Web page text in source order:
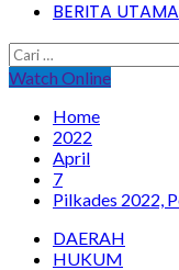
BERITA UTAMA
Cari
untuk:
Watch Online
Home
2022
April
7
Pilkades 2022,
DAERAH
HUKUM